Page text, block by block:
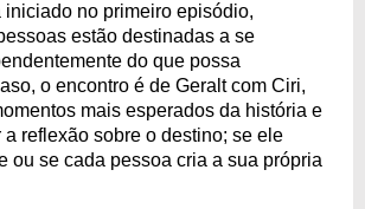
no primeiro episódio,
estão destinadas a se
do que possa
o encontro é de Geralt com Ciri,
mais esperados da história e
a reflexão sobre o destino; se ele
ou se cada pessoa cria a sua própria